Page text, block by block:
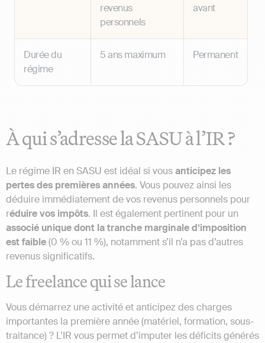
revenus
personnels
avant
Durée du
régime
5 ans maximum Permanent
À qui s’adresse la SASU à l’IR ?
Le régime IR en SASU est idéal si vousanticipez les
pertes des premières années. Vous pouvez ainsi les
déduire immédiatement de vos revenus personnels pour
réduire vos impôts. Il est également pertinent pour un
associé unique dont la tranche marginale d’imposition
est faible(0 % ou 11 %), notamment s’il n’a pas d’autres
revenus significatifs.
Le freelance qui se lance
Vous démarrez une activité et anticipez des charges
importantes la première année (matériel, formation, sous-
traitance) ? L’IR vous permet d’imputer les déficits générés